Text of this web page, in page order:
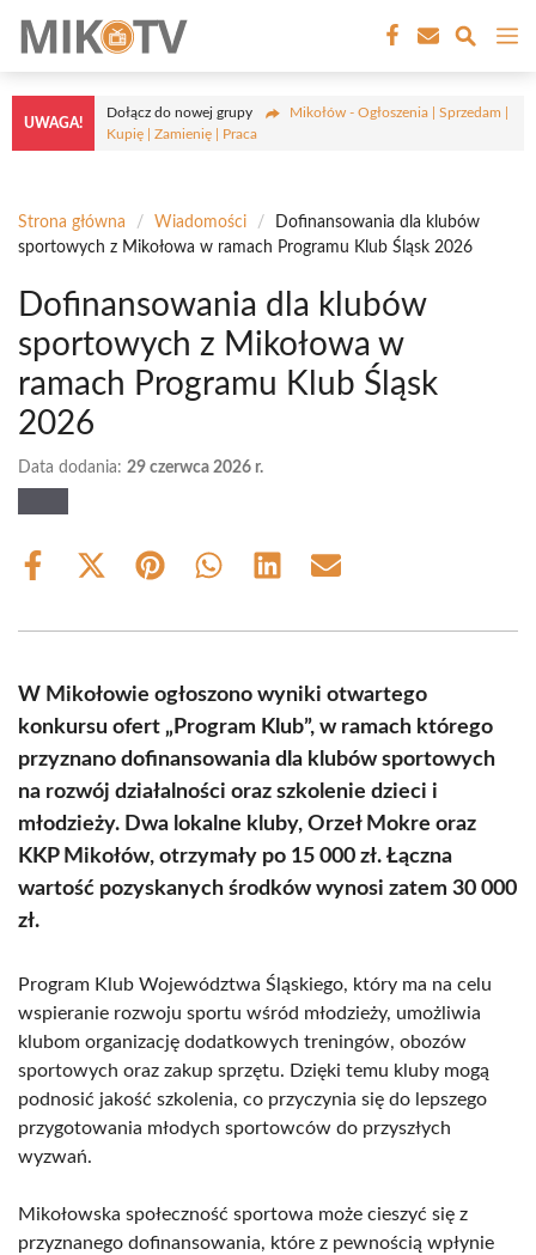
treści
UWAGA!
Dołącz do nowej grupy
Mikołów - Ogłoszenia | Sprzedam |
Kupię | Zamienię | Praca
Strona główna / Wiadomości /
Dofinansowania dla klubów
sportowych z Mikołowa w ramach Programu Klub Śląsk 2026
Dofinansowania dla klubów
sportowych z Mikołowa w
ramach Programu Klub Śląsk
2026
Data dodania: 29 czerwca 2026 r.
Share
Share
(Twitter)
Share Share Share Share
W Mikołowie ogłoszono wyniki otwartego
konkursu ofert „Program Klub”, w ramach którego
przyznano dofinansowania dla klubów sportowych
na rozwój działalności oraz szkolenie dzieci i
młodzieży. Dwa lokalne kluby, Orzeł Mokre oraz
KKP Mikołów, otrzymały po 15 000 zł. Łączna
wartość pozyskanych środków wynosi zatem 30 000
zł.
Program Klub Województwa Śląskiego, który ma na celu
wspieranie rozwoju sportu wśród młodzieży, umożliwia
klubom organizację dodatkowych treningów, obozów
sportowych oraz zakup sprzętu. Dzięki temu kluby mogą
podnosić jakość szkolenia, co przyczynia się do lepszego
przygotowania młodych sportowców do przyszłych
wyzwań.
Mikołowska społeczność sportowa może cieszyć się z
przyznanego dofinansowania, które z pewnością wpłynie